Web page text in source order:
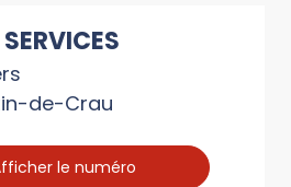
de-Crau
le numéro